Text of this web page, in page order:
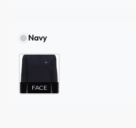
Navy
FACE